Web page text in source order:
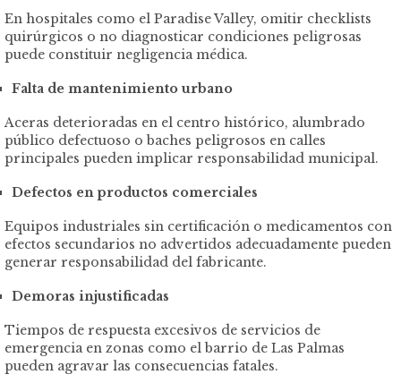
En hospitales como el Paradise Valley, omitir checklists
quirúrgicos o no diagnosticar condiciones peligrosas
puede constituir negligencia médica.
Falta de mantenimiento urbano
Aceras deterioradas en el centro histórico, alumbrado
público defectuoso o baches peligrosos en calles
principales pueden implicar responsabilidad municipal.
Defectos en productos comerciales
Equipos industriales sin certificación o medicamentos con
efectos secundarios no advertidos adecuadamente pueden
generar responsabilidad del fabricante.
Demoras injustificadas
Tiempos de respuesta excesivos de servicios de
emergencia en zonas como el barrio de Las Palmas
pueden agravar las consecuencias fatales.